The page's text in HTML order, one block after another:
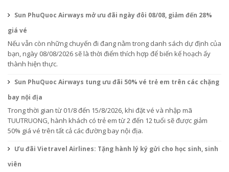
Sun PhuQuoc Airways mở ưu đãi ngày đôi 08/08, giảm đến 28%
giá vé
Nếu vẫn còn những chuyến đi đang nằm trong danh sách dự định của
bạn, ngày 08/08/2026 sẽ là thời điểm thích hợp để biến kế hoạch ấy
thành hiện thực.
Sun PhuQuoc Airways tung ưu đãi 50% vé trẻ em trên các chặng
bay nội địa
Trong thời gian từ 01/8 đến 15/8/2026, khi đặt vé và nhập mã
TUUTRUONG, hành khách có trẻ em từ 2 đến 12 tuổi sẽ được giảm
50% giá vé trên tất cả các đường bay nội địa.
Ưu đãi Vietravel Airlines: Tặng hành lý ký gửi cho học sinh, sinh
viên